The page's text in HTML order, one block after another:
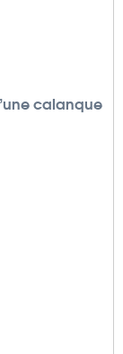
calanque